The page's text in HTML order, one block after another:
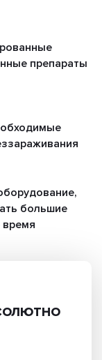
препараты
большие